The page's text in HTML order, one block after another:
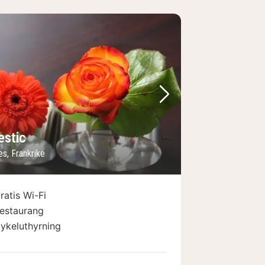
bild
Nästa bild
Frankrike
Wi-Fi